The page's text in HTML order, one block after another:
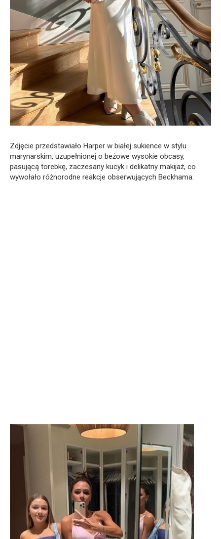
Zdjęcie przedstawiało Harper w białej sukience w stylu
marynarskim, uzupełnionej o beżowe wysokie obcasy,
pasującą torebkę, zaczesany kucyk i delikatny makijaż, co
wywołało różnorodne reakcje obserwujących Beckhama.